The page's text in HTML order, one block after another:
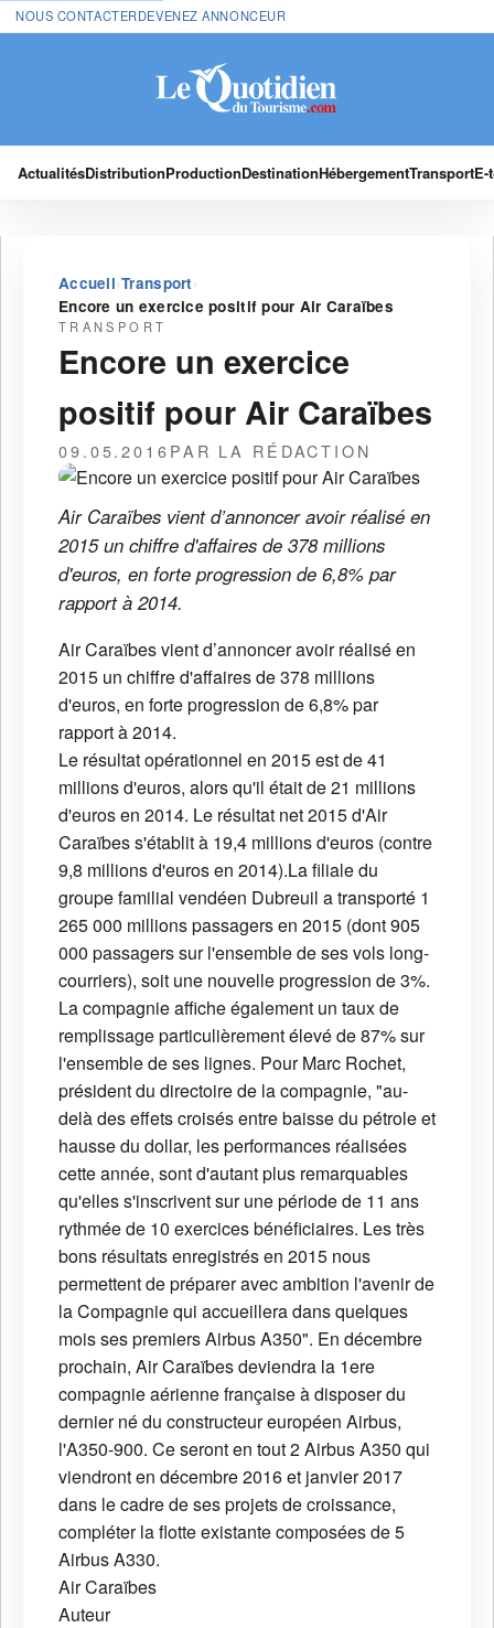
NOUS CONTACTERDEVENEZ ANNONCEUR
ActualitésDistributionProductionDestinationHébergementTransport
Accueil›Transport ›
Encore un exercice positif pour Air Caraïbes
TRANSPORT
Encore un exercice
positif pour Air Caraïbes
09.05.2016PAR LA RÉDACTION
Air Caraïbes vient d’annoncer avoir réalisé en
2015 un chiffre d'affaires de 378 millions
d'euros, en forte progression de 6,8% par
rapport à 2014.
Air Caraïbes vient d’annoncer avoir réalisé en
2015 un chiffre d'affaires de 378 millions
d'euros, en forte progression de 6,8% par
rapport à 2014.
Le résultat opérationnel en 2015 est de 41
millions d'euros, alors qu'il était de 21 millions
d'euros en 2014. Le résultat net 2015 d'Air
Caraïbes s'établit à 19,4 millions d'euros (contre
9,8 millions d'euros en 2014).La filiale du
groupe familial vendéen Dubreuil a transporté 1
265 000 millions passagers en 2015 (dont 905
000 passagers sur l'ensemble de ses vols long-
courriers), soit une nouvelle progression de 3%.
La compagnie affiche également un taux de
remplissage particulièrement élevé de 87% sur
l'ensemble de ses lignes. Pour Marc Rochet,
président du directoire de la compagnie, "au-
delà des effets croisés entre baisse du pétrole et
hausse du dollar, les performances réalisées
cette année, sont d'autant plus remarquables
qu'elles s'inscrivent sur une période de 11 ans
rythmée de 10 exercices bénéficiaires. Les très
bons résultats enregistrés en 2015 nous
permettent de préparer avec ambition l'avenir de
la Compagnie qui accueillera dans quelques
mois ses premiers Airbus A350". En décembre
prochain, Air Caraïbes deviendra la 1ere
compagnie aérienne française à disposer du
dernier né du constructeur européen Airbus,
l'A350-900. Ce seront en tout 2 Airbus A350 qui
viendront en décembre 2016 et janvier 2017
dans le cadre de ses projets de croissance,
compléter la flotte existante composées de 5
Airbus A330.
Air Caraïbes
Auteur